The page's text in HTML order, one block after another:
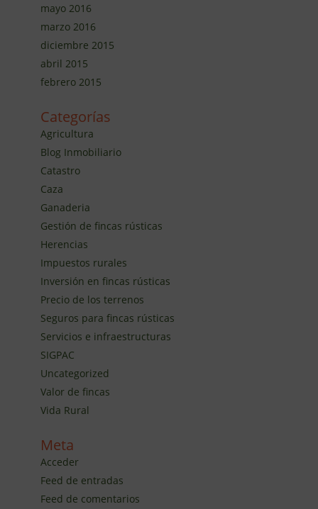
mayo 2016
marzo 2016
diciembre 2015
abril 2015
febrero 2015
Categorías
Agricultura
Blog Inmobiliario
Catastro
Caza
Ganaderia
Gestión de fincas rústicas
Herencias
Impuestos rurales
Inversión en fincas rústicas
Precio de los terrenos
Seguros para fincas rústicas
Servicios e infraestructuras
SIGPAC
Uncategorized
Valor de fincas
Vida Rural
Meta
Acceder
Feed de entradas
Feed de comentarios